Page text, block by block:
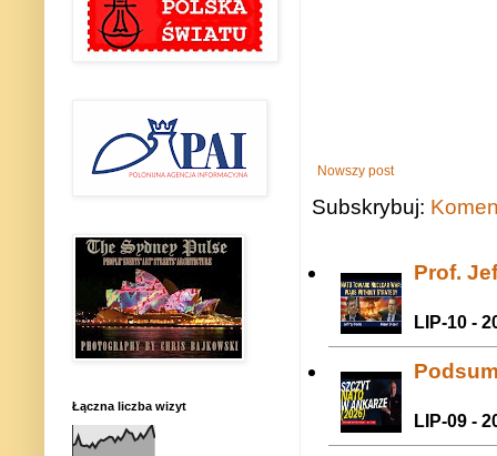
Nowszy post
Subskrybuj:
Prof.
LIP-10 -
LIP-09 -
Łączna liczba wizyt